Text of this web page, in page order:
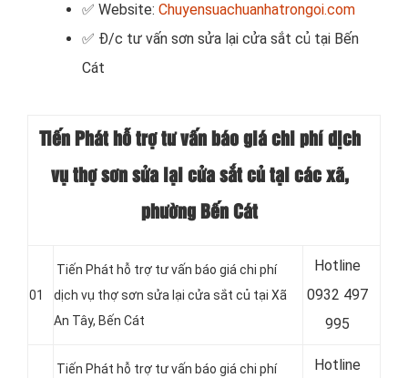
✅ Website: Chuyensuachuanhatrongoi.com
✅ Đ/c tư vấn sơn sửa lại cửa sắt củ tại Bến
Cát
Tiến Phát hỗ trợ tư vấn báo giá chi phí dịch
vụ thợ sơn sửa lại cửa sắt củ tại các xã,
phường Bến Cát
01
Tiến Phát hỗ trợ tư vấn báo giá chi phí
dịch vụ thợ sơn sửa lại cửa sắt củ tại Xã
An Tây, Bến Cát
Hotline
0932 497
995
Tiến Phát hỗ trợ tư vấn báo giá chi phí
Hotline